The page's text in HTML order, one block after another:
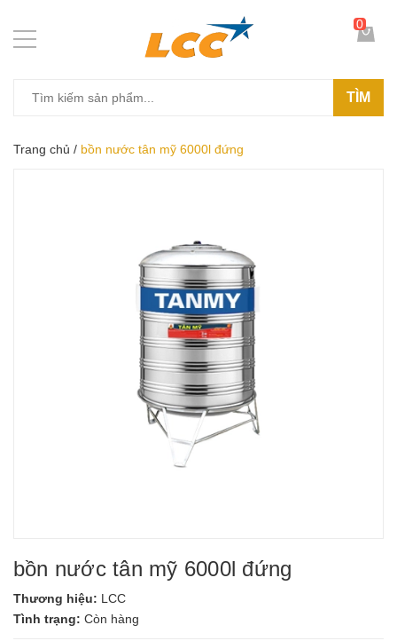
TÌM
0
Trang chủ / bồn nước tân mỹ 6000l đứng
bồn nước tân mỹ 6000l đứng
Thương hiệu: LCC
Tình trạng: Còn hàng